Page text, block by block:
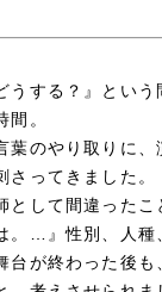
うする？』とい
間。
葉のやり取りに、
さってきました。
として間違った
。…』性別、人
台が終わった後も